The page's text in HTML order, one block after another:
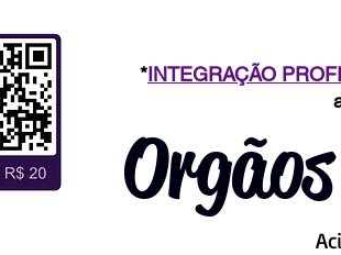
*INTEGRAÇÃO